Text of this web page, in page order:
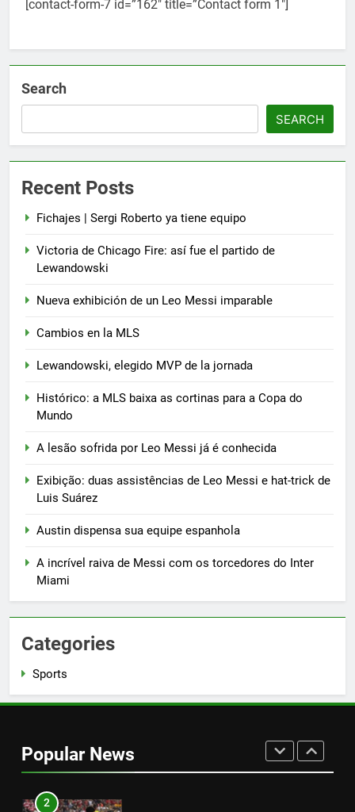
[contact-form-7 id=”162″ title=”Contact form 1″]
Search
SEARCH
Recent Posts
Fichajes | Sergi Roberto ya tiene equipo
Victoria de Chicago Fire: así fue el partido de
Lewandowski
Nueva exhibición de un Leo Messi imparable
Cambios en la MLS
Lewandowski, elegido MVP de la jornada
Histórico: a MLS baixa as cortinas para a Copa do
Mundo
A lesão sofrida por Leo Messi já é conhecida
Exibição: duas assistências de Leo Messi e hat-trick de
Luis Suárez
Austin dispensa sua equipe espanhola
A incrível raiva de Messi com os torcedores do Inter
Miami
Categories
Sports
Popular News
Lewandowski, elegido MVP de
SPORTS
Histórico: a MLS baixa as
SPORTS
7
é conhecida
Exibição: duas assistências de
1
2